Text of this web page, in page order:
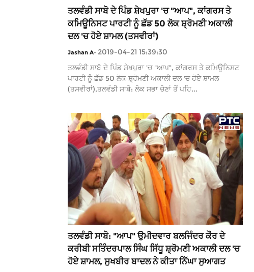
ਤਲਵੰਡੀ ਸਾਬੋ ਦੇ ਪਿੰਡ ਸ਼ੇਖਪੁਰਾ 'ਚ "ਆਪ", ਕਾਂਗਰਸ ਤੇ
ਕਮਿਊਨਿਸਟ ਪਾਰਟੀ ਨੂੰ ਛੱਡ 50 ਲੋਕ ਸ਼੍ਰੋਮਣੀ ਅਕਾਲੀ
ਦਲ 'ਚ ਹੋਏ ਸ਼ਾਮਲ (ਤਸਵੀਰਾਂ)
Jashan A- 2019-04-21 15:39:30
ਤਲਵੰਡੀ ਸਾਬੋ ਦੇ ਪਿੰਡ ਸ਼ੇਖਪੁਰਾ 'ਚ "ਆਪ", ਕਾਂਗਰਸ ਤੇ ਕਮਿਊਨਿਸਟ
ਪਾਰਟੀ ਨੂੰ ਛੱਡ 50 ਲੋਕ ਸ਼੍ਰੋਮਣੀ ਅਕਾਲੀ ਦਲ 'ਚ ਹੋਏ ਸ਼ਾਮਲ
(ਤਸਵੀਰਾਂ),ਤਲਵੰਡੀ ਸਾਬੋ: ਲੋਕ ਸਭਾ ਚੋਣਾਂ ਤੋਂ ਪਹਿ...
ਤਲਵੰਡੀ ਸਾਬੋ: "ਆਪ" ਉਮੀਦਵਾਰ ਬਲਜਿੰਦਰ ਕੌਰ ਦੇ
ਕਰੀਬੀ ਸਤਿੰਦਰਪਾਲ ਸਿੰਘ ਸਿੱਧੂ ਸ਼੍ਰੋਮਣੀ ਅਕਾਲੀ ਦਲ 'ਚ
ਹੋਏ ਸ਼ਾਮਲ, ਸੁਖਬੀਰ ਬਾਦਲ ਨੇ ਕੀਤਾ ਨਿੱਘਾ ਸੁਆਗਤ